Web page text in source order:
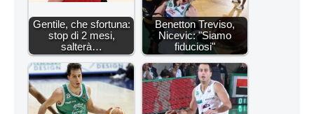
Gentile, che sfortuna:
stop di 2 mesi,
salterà…
Benetton Treviso,
Nicevic: "Siamo
fiduciosi"